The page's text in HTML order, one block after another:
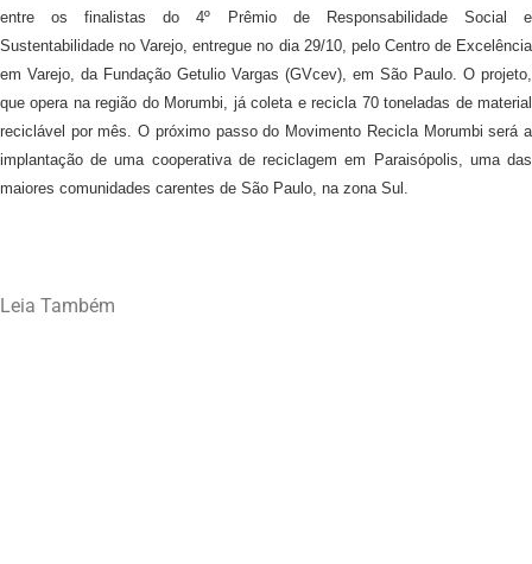
entre os finalistas do 4º Prêmio de Responsabilidade Social e
Sustentabilidade no Varejo, entregue no dia 29/10, pelo Centro de Excelência
em Varejo, da Fundação Getulio Vargas (GVcev), em São Paulo. O projeto,
que opera na região do Morumbi, já coleta e recicla 70 toneladas de material
reciclável por mês. O próximo passo do Movimento Recicla Morumbi será a
implantação de uma cooperativa de reciclagem em Paraisópolis, uma das
maiores comunidades carentes de São Paulo, na zona Sul.
Leia Também